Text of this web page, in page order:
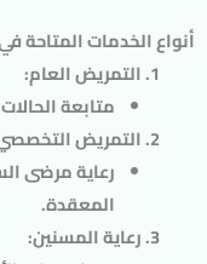
أنواع الخدمات المتاحة
التمريض العام:
متابعة
التمريض
رعاية مرضى
المعقدة.
رعاية المسنين: